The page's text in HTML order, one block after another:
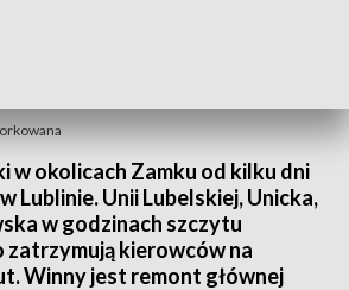
w okolicach Zamku od kilku dni
Lublinie. Unii Lubelskiej, Unicka,
w godzinach szczytu
zatrzymują kierowców na
Winny jest remont głównej